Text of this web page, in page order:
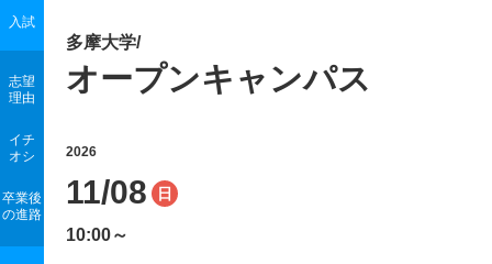
入試
志望
理由
イチ
オシ
卒業後
の進路
多摩大学/
オープンキャンパス
2026
11/08 日
10:00～